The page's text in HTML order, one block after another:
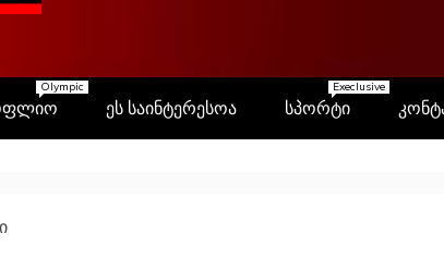
Olympic
ეს საინტერესოა სპორტი
Execlusive